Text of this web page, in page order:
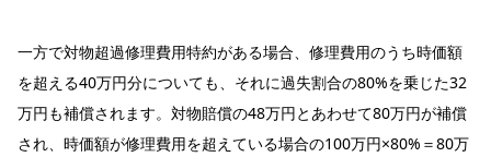
一方で対物超過修理費用特約がある場合、修理費用のうち時価額
を超える40万円分についても、それに過失割合の80%を乗じた32
万円も補償されます。対物賠償の48万円とあわせて80万円が補償
され、時価額が修理費用を超えている場合の100万円×80%＝80万